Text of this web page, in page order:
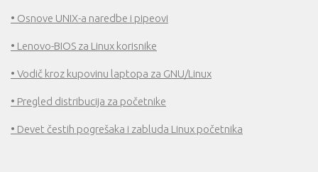
• Osnove UNIX-a naredbe i pipeovi
• Lenovo-BIOS za Linux korisnike
• Vodič kroz kupovinu laptopa za GNU/Linux
• Pregled distribucija za početnike
• Devet čestih pogrešaka i zabluda Linux početnika